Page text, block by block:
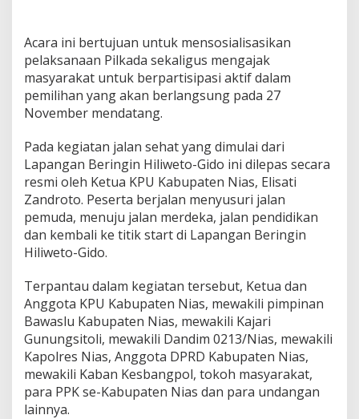
Acara ini bertujuan untuk mensosialisasikan
pelaksanaan Pilkada sekaligus mengajak
masyarakat untuk berpartisipasi aktif dalam
pemilihan yang akan berlangsung pada 27
November mendatang.
Pada kegiatan jalan sehat yang dimulai dari
Lapangan Beringin Hiliweto-Gido ini dilepas secara
resmi oleh Ketua KPU Kabupaten Nias, Elisati
Zandroto. Peserta berjalan menyusuri jalan
pemuda, menuju jalan merdeka, jalan pendidikan
dan kembali ke titik start di Lapangan Beringin
Hiliweto-Gido.
Terpantau dalam kegiatan tersebut, Ketua dan
Anggota KPU Kabupaten Nias, mewakili pimpinan
Bawaslu Kabupaten Nias, mewakili Kajari
Gunungsitoli, mewakili Dandim 0213/Nias, mewakili
Kapolres Nias, Anggota DPRD Kabupaten Nias,
mewakili Kaban Kesbangpol, tokoh masyarakat,
para PPK se-Kabupaten Nias dan para undangan
lainnya.